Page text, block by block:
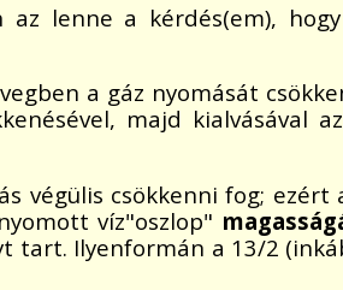
lenne a kérdés(em), hogy
a gáz nyomását
majd kialvásával
csökkenni fog;
víz"oszlop"
tart. Ilyenformán a 13/2